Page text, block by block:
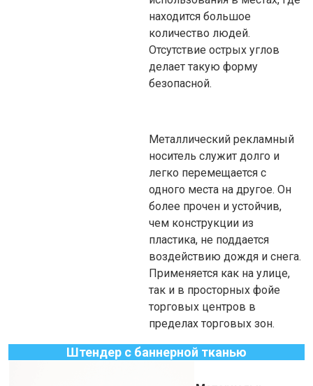
находится большое
количество людей.
Отсутствие острых углов
делает такую форму
безопасной.
Металлический рекламный
носитель служит долго и
легко перемещается с
одного места на другое. Он
более прочен и устойчив,
чем конструкции из
пластика, не поддается
воздействию дождя и снега.
Применяется как на улице,
так и в просторных фойе
торговых центров в
пределах торговых зон.
Штендер с баннерной тканью